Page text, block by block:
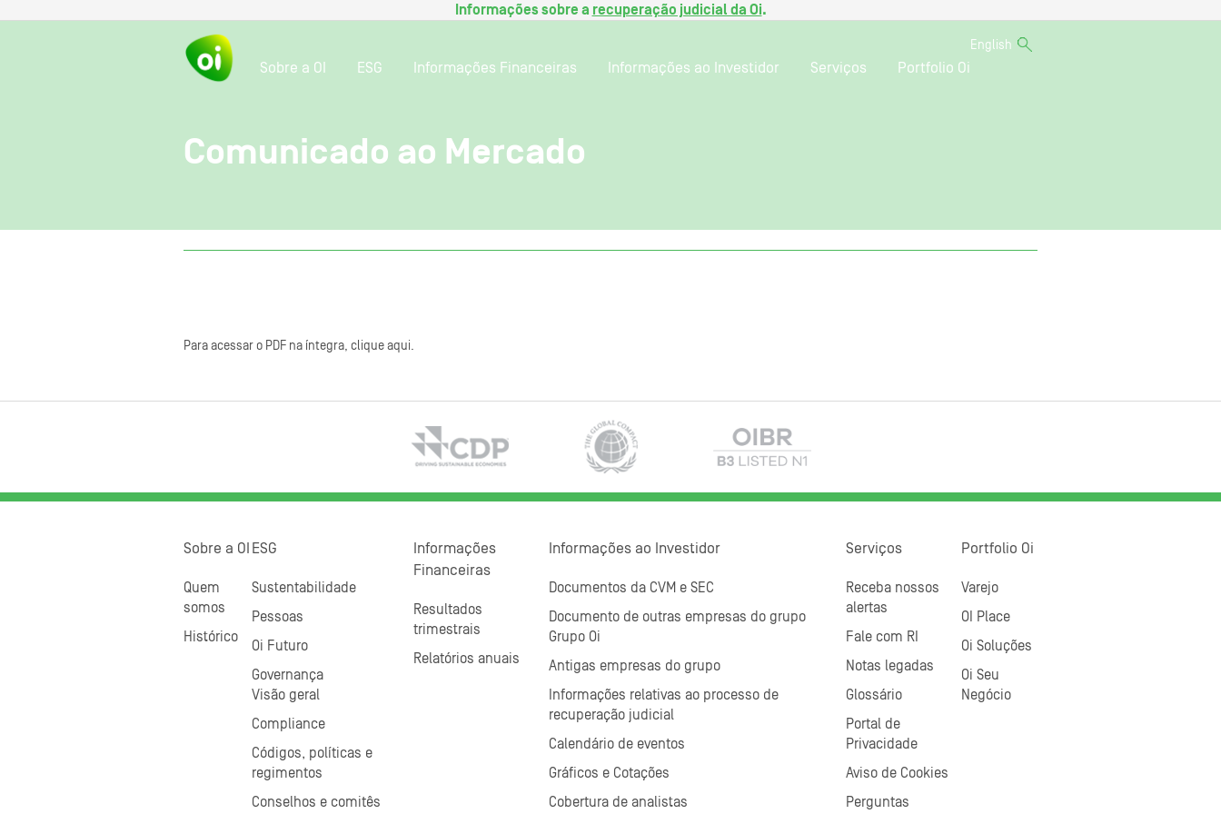
Informações sobre a recuperação judicial da Oi.
English
Sobre a OI ESG Informações Financeiras Informações ao Investidor Serviços Portfolio Oi
Comunicado ao Mercado
Para acessar o PDF na íntegra, clique aqui.
Sobre a OI
Quem
somos
Histórico
ESG
Sustentabilidade
Pessoas
Oi Futuro
Governança
Visão geral
Compliance
Códigos, políticas e
regimentos
Conselhos e comitês
Informações
Financeiras
Resultados
trimestrais
Relatórios anuais
Informações ao Investidor
Documentos da CVM e SEC
Documento de outras empresas do grupo
Grupo Oi
Antigas empresas do grupo
Informações relativas ao processo de
recuperação judicial
Calendário de eventos
Gráficos e Cotações
Cobertura de analistas
Serviços
Receba nossos
alertas
Fale com RI
Notas legadas
Glossário
Portal de
Privacidade
Aviso de Cookies
Perguntas
Portfolio Oi
Varejo
OI Place
Oi Soluções
Oi Seu
Negócio